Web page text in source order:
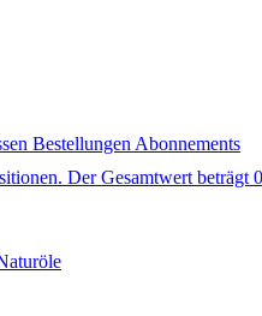
Bestellungen Abonnements
Der Gesamtwert beträgt